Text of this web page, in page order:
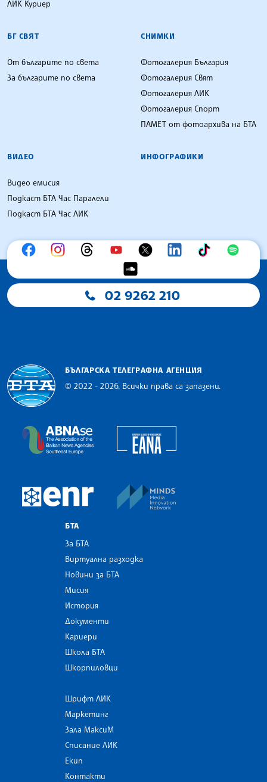
ЛИК Куриер
БГ СВЯТ
От българите по света
За българите по света
СНИМКИ
Фотогалерия България
Фотогалерия Свят
Фотогалерия ЛИК
Фотогалерия Спорт
ПАМЕТ от фотоархива на БТА
ВИДЕО
Видео емисия
Подкаст БТА Час Паралели
Подкаст БТА Час ЛИК
ИНФОГРАФИКИ
02 9262 210
БЪЛГАРСКА ТЕЛЕГРАФНА АГЕНЦИЯ
© 2022 - 2026, Всички права са запазени.
The Assocoation of the Balkan News Agencies
European Newsroom
БТА
За БТА
Виртуална разходка
Новини за БТА
Мисия
История
Документи
Кариери
Школа БТА
Шкорпиловци
Шрифт ЛИК
Маркетинг
Зала МаксиМ
Списание ЛИК
Екип
Контакти